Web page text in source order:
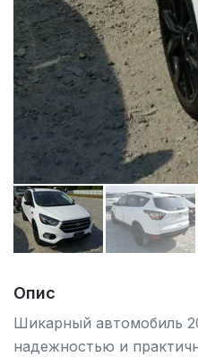
Опис
Шикарный автомобиль
надежностью и